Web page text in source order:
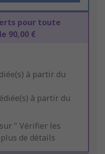
pour toute
90,00 €
à partir du
à partir du
" Vérifier les
de détails